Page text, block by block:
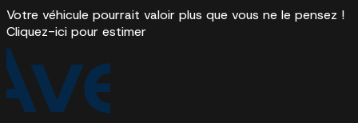
Votre véhicule pourrait valoir plus que vous ne le pensez !
Cliquez-ici pour estimer